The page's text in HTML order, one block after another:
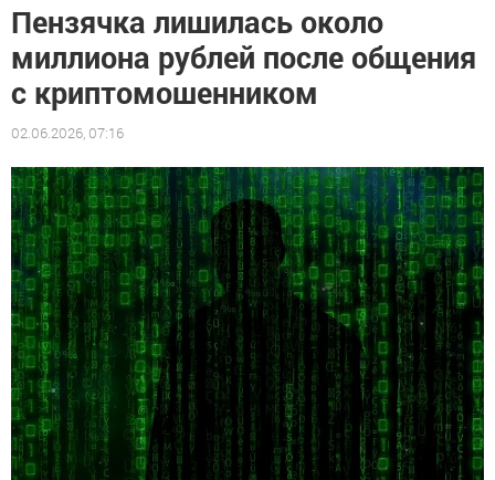
Пензячка лишилась около
миллиона рублей после общения
с криптомошенником
02.06.2026, 07:16